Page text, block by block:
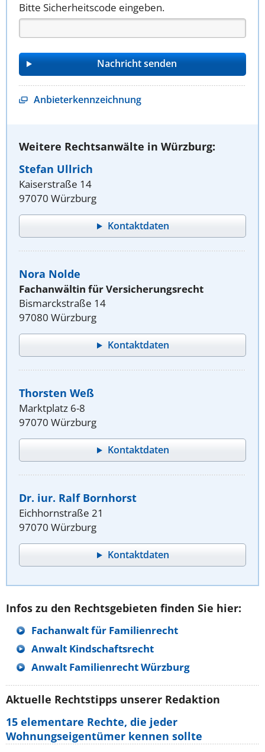
Bitte Sicherheitscode eingeben.
Anbieterkennzeichnung
Weitere Rechtsanwälte in Würzburg:
Stefan Ullrich
Kaiserstraße 14
97070 Würzburg
Kontaktdaten
Nora Nolde
Fachanwältin für Versicherungsrecht
Bismarckstraße 14
97080 Würzburg
Kontaktdaten
Thorsten Weß
Marktplatz 6-8
97070 Würzburg
Kontaktdaten
Dr. iur. Ralf Bornhorst
Eichhornstraße 21
97070 Würzburg
Kontaktdaten
Infos zu den Rechtsgebieten finden Sie hier:
Fachanwalt für Familienrecht
Anwalt Kindschaftsrecht
Anwalt Familienrecht Würzburg
Aktuelle Rechtstipps unserer Redaktion
15 elementare Rechte, die jeder
Wohnungseigentümer kennen sollte